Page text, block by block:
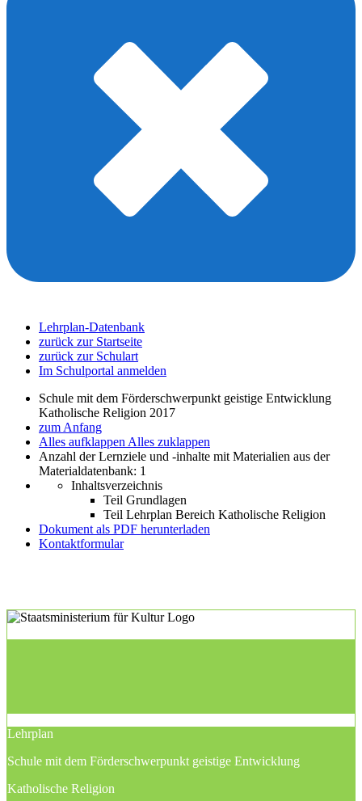
Lehrplan-Datenbank
zurück zur Startseite
zurück zur Schulart
Im Schulportal anmelden
Schule mit dem Förderschwerpunkt geistige Entwicklung
Katholische Religion 2017
zum Anfang
Alles aufklappen Alles zuklappen
Anzahl der Lernziele und -inhalte mit Materialien aus der
Materialdatenbank: 1
Inhaltsverzeichnis
Teil Grundlagen
Teil Lehrplan Bereich Katholische Religion
Dokument als PDF herunterladen
Kontaktformular
Lehrplan
Schule mit dem Förderschwerpunkt geistige Entwicklung
Katholische Religion